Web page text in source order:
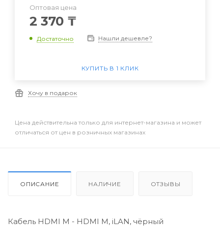
Оптовая цена
2 370 ₸
Достаточно Нашли дешевле?
КУПИТЬ В 1 КЛИК
Хочу в подарок
Цена действительна только для интернет-магазина и может
отличаться от цен в розничных магазинах
ОПИСАНИЕ НАЛИЧИЕ ОТЗЫВЫ
Кабель HDMI M - HDMI M, iLAN, чёрный